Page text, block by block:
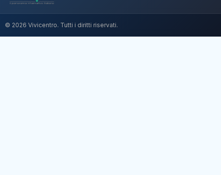
© 2026 Vivicentro. Tutti i diritti riservati.